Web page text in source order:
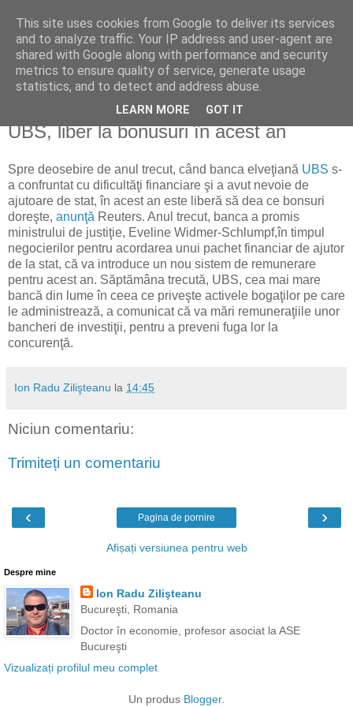
Reflecţii economice
blog de reflecţii, informaţii şi opinii economice
duminică, 24 mai 2009
UBS, liber la bonusuri în acest an
Spre deosebire de anul trecut, când banca elveţiană UBS s-
a confruntat cu dificultăţi financiare şi a avut nevoie de
ajutoare de stat, în acest an este liberă să dea ce bonsuri
doreşte, anunţă Reuters. Anul trecut, banca a promis
ministrului de justiţie, Eveline Widmer-Schlumpf,în timpul
negocierilor pentru acordarea unui pachet financiar de ajutor
de la stat, că va introduce un nou sistem de remunerare
pentru acest an. Săptămâna trecută, UBS, cea mai mare
bancă din lume în ceea ce priveşte activele bogaţilor pe care
le administrează, a comunicat că va mări remuneraţiile unor
bancheri de investiţii, pentru a preveni fuga lor la
concurenţă.
Ion Radu Zilişteanu la 14:45
Niciun comentariu:
Trimiteți un comentariu
‹ ›
Pagina de pornire
Afișați versiunea pentru web
Despre mine
Ion Radu Zilişteanu
Bucureşti, Romania
Doctor în economie, profesor asociat la ASE
Bucureşti
Vizualizați profilul meu complet
Un produs Blogger.
This site uses cookies from Google to deliver its services
and to analyze traffic. Your IP address and user-agent are
shared with Google along with performance and security
metrics to ensure quality of service, generate usage
statistics, and to detect and address abuse.
LEARN MORE GOT IT